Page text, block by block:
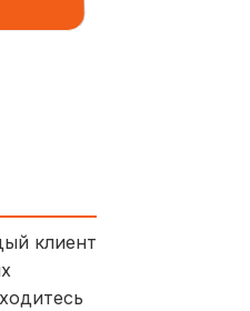
клиент